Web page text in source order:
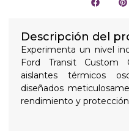
Descripción del
Experimenta un nivel
Ford Transit Custom
aislantes térmicos
diseñados
rendimiento y